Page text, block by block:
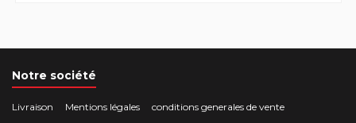
Notre société
Livraison Mentions légales
conditions generales de vente